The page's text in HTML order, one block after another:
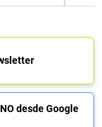
desde Google